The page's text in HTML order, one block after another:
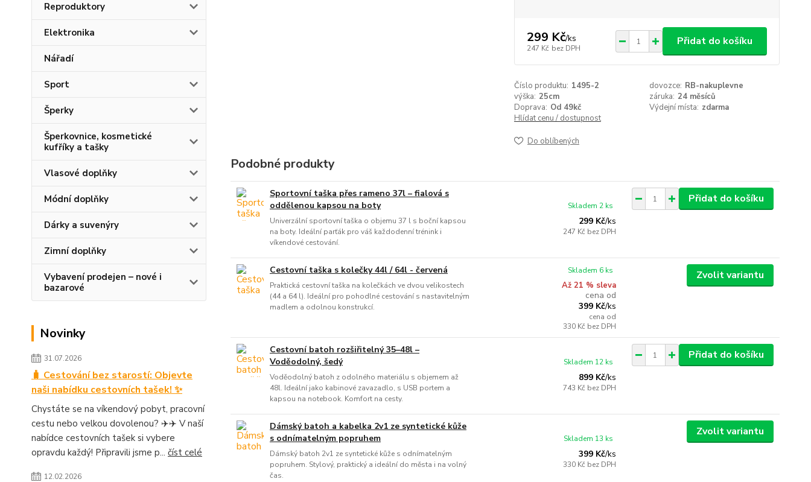
Reproduktory
Elektronika
Nářadí
Sport
Šperky
Šperkovnice, kosmetické
kufříky a tašky
Vlasové doplňky
Módní doplňky
Dárky a suvenýry
Zimní doplňky
Vybavení prodejen – nové i
bazarové
Novinky
31.07.2026
🧳 Cestování bez starostí: Objevte
naši nabídku cestovních tašek! ✨
Chystáte se na víkendový pobyt, pracovní
cestu nebo velkou dovolenou? ✈️✈️ V naší
nabídce cestovních tašek si vybere
opravdu každý! Připravili jsme p... číst celé
12.02.2026
299 Kč/ks
247 Kč bez DPH
Přidat do košíku
Číslo produktu: 1495-2 dovozce: RB-nakuplevne
výška: 25cm záruka: 24 měsíců
Doprava: Od 49kč Výdejní místa: zdarma
Hlídat cenu / dostupnost
Do oblíbených
Podobné produkty
Sportovní taška přes rameno 37l – fialová s
oddělenou kapsou na boty
Univerzální sportovní taška o objemu 37 l s boční kapsou
na boty. Ideální parťák pro váš každodenní trénink i
víkendové cestování.
299 Kč/ks
247 Kč bez DPH
Skladem 2 ks
Přidat do košíku
Cestovní taška s kolečky 44l / 64l - červená
Praktická cestovní taška na kolečkách ve dvou velikostech
(44 a 64 l). Ideální pro pohodlné cestování s nastavitelným
madlem a odolnou konstrukcí.
Až 21 % sleva
cena od
399 Kč/ks
cena od
330 Kč bez DPH
Skladem 6 ks Zvolit variantu
Cestovní batoh rozšiřitelný 35–48l –
Voděodolný, šedý
Voděodolný batoh z odolného materiálu s objemem až
48l. Ideální jako kabinové zavazadlo, s USB portem a
kapsou na notebook. Komfort na cesty.
899 Kč/ks
743 Kč bez DPH
Skladem 12 ks
Přidat do košíku
Dámský batoh a kabelka 2v1 ze syntetické kůže
s odnímatelným popruhem
Dámský batoh 2v1 ze syntetické kůže s odnímatelným
popruhem. Stylový, praktický a ideální do města i na volný
čas.
399 Kč/ks
330 Kč bez DPH
Skladem 13 ks
Zvolit variantu